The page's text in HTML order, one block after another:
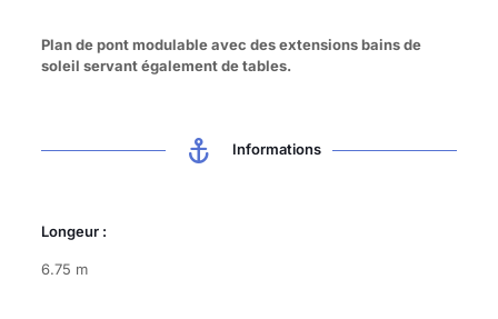
Plan de pont modulable avec des extensions bains de
soleil servant également de tables.
Informations
Longeur :
6.75 m